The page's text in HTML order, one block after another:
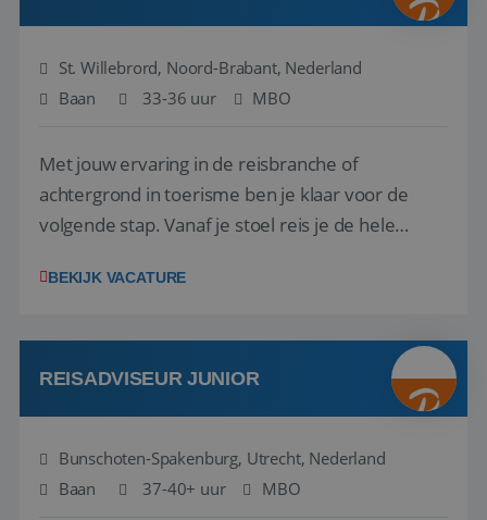
St. Willebrord, Noord-Brabant, Nederland
Baan
33-36 uur MBO
Met jouw ervaring in de reisbranche of
achtergrond in toerisme ben je klaar voor de
volgende stap. Vanaf je stoel reis je de hele
wensen van je team, je klant en wat er in de
klanten te overtuigen om die droomreis te
boeken! ...
BEKIJK VACATURE
REISADVISEUR JUNIOR
Bunschoten-Spakenburg, Utrecht, Nederland
Baan
37-40+ uur MBO